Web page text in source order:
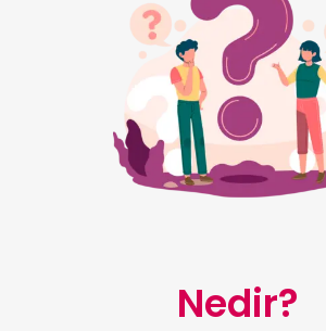
Nedir?